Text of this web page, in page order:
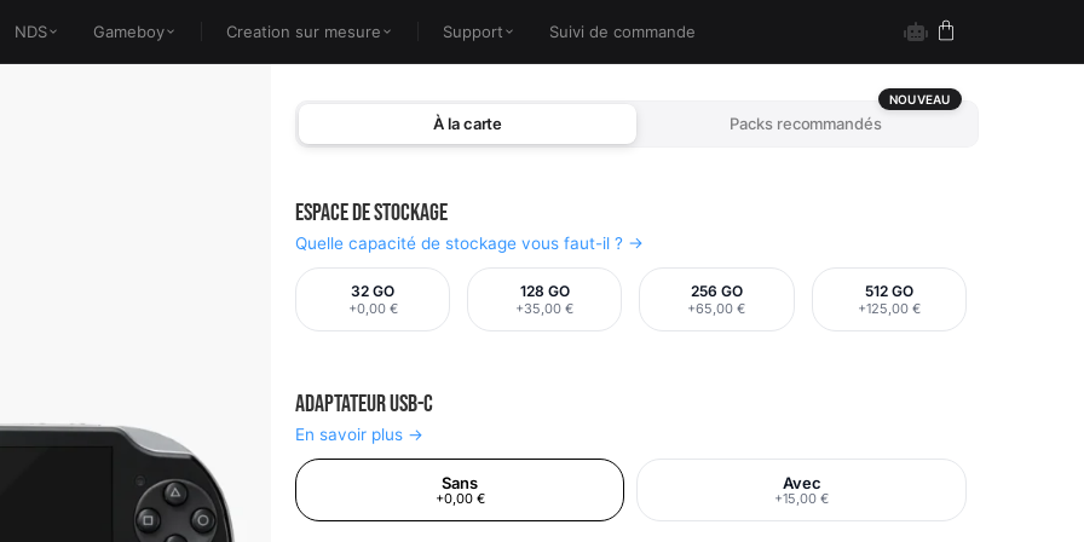
NDS Gameboy Creation sur mesure Support Suivi de commande
À la carte Packs recommandés
NOUVEAU
Espace de stockage
Quelle capacité de stockage vous faut-il ? →
32 GO
+0,00 €
128 GO
+35,00 €
256 GO
+65,00 €
512 GO
+125,00 €
Adaptateur USB-C
En savoir plus →
Sans
+0,00 €
Avec
+15,00 €